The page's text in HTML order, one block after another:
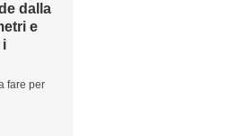
dalla
e
i
fare per